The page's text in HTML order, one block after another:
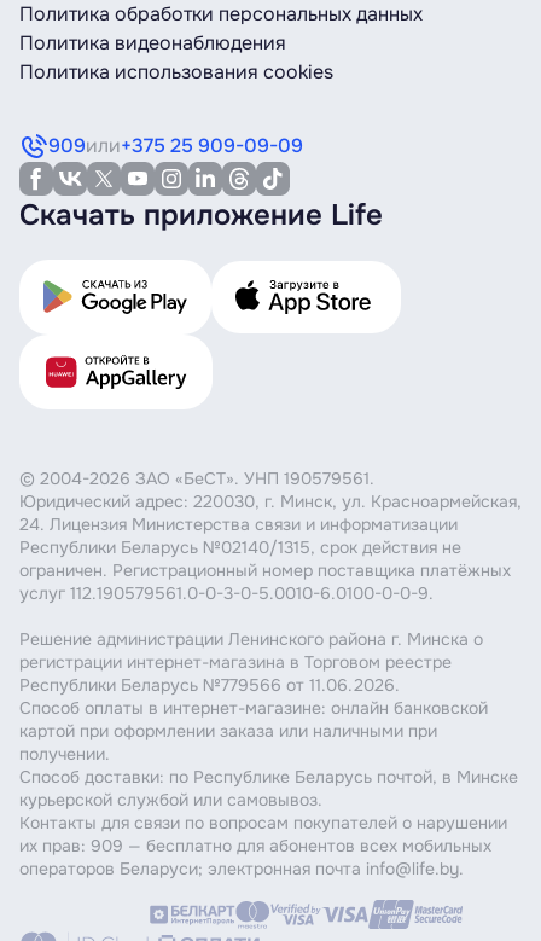
Политика обработки персональных данных
Политика видеонаблюдения
Политика использования cookies
909или+375 25 909-09-09
Скачать приложение Life
© 2004-2026 ЗАО «БеСТ». УНП 190579561.
Юридический адрес: 220030, г. Минск, ул. Красноармейская,
24. Лицензия Министерства связи и информатизации
Республики Беларусь №02140/1315, срок действия не
ограничен. Регистрационный номер поставщика платёжных
услуг 112.190579561.0-0-3-0-5.0010-6.0100-0-0-9.
Решение администрации Ленинского района г. Минска о
регистрации интернет-магазина в Торговом реестре
Республики Беларусь №779566 от 11.06.2026.
Способ оплаты в интернет-магазине: онлайн банковской
картой при оформлении заказа или наличными при
получении.
Способ доставки: по Республике Беларусь почтой, в Минске
курьерской службой или самовывоз.
Контакты для связи по вопросам покупателей о нарушении
их прав: 909 — бесплатно для абонентов всех мобильных
операторов Беларуси; электронная почта info@life.by.